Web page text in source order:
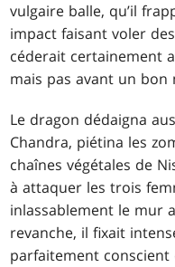
vulgaire balle, qu’il
impact faisant voler
céderait certainement
mais pas avant un bon
Le dragon dédaigna
Chandra, piétina les
chaînes végétales de
à attaquer les trois
inlassablement le mur
revanche, il fixait
parfaitement conscient